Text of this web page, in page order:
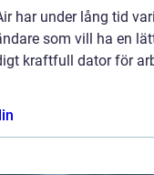
har under lång tid
som vill ha en
kraftfull dator för